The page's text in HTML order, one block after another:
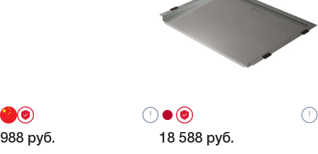
988 руб. 18 588 руб.